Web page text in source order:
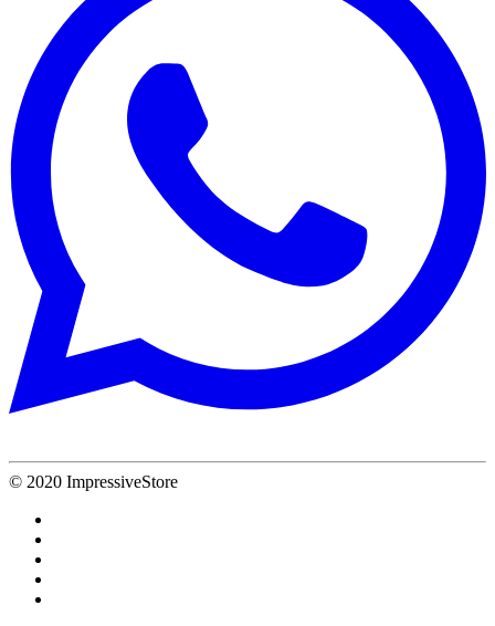
© 2020 ImpressiveStore